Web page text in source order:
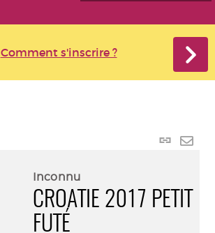
Comment s'inscrire ?
Lien
mail
Inconnu
CROATIE 2017 PETIT
FUTÉ